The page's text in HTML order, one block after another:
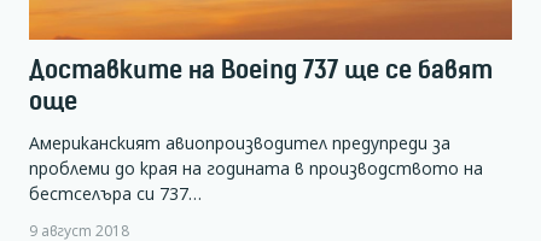
Доставките на Boeing 737 ще се бавят
още
Американският авиопроизводител предупреди за
проблеми до края на годината в производството на
бестселъра си 737…
9 август 2018